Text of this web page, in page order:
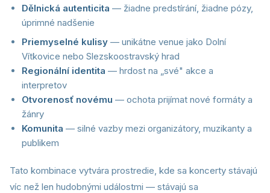
Dělnická autenticita — žiadne predstírání, žiadne pózy,
úprimné nadšenie
Priemyselné kulisy — unikátne venue jako Dolní
Vítkovice nebo Slezskoostravský hrad
Regionální identita — hrdost na „své" akce a
interpretov
Otvorenosť novému — ochota prijímat nové formáty a
žánry
Komunita — silné vazby mezi organizátory, muzikanty a
publikem
Tato kombinace vytvára prostredie, kde sa koncerty stávajú
víc než len hudobnými událostmi — stávajú sa